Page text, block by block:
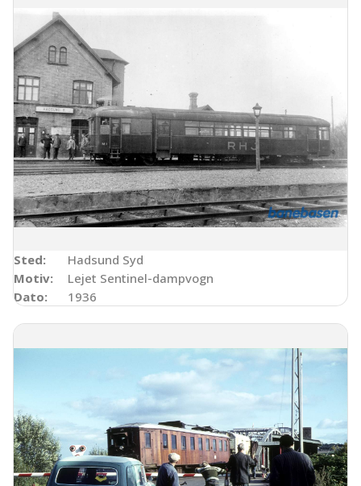
Sted:
Hadsund Syd
Motiv:
Lejet Sentinel-dampvogn
Dato:
1936